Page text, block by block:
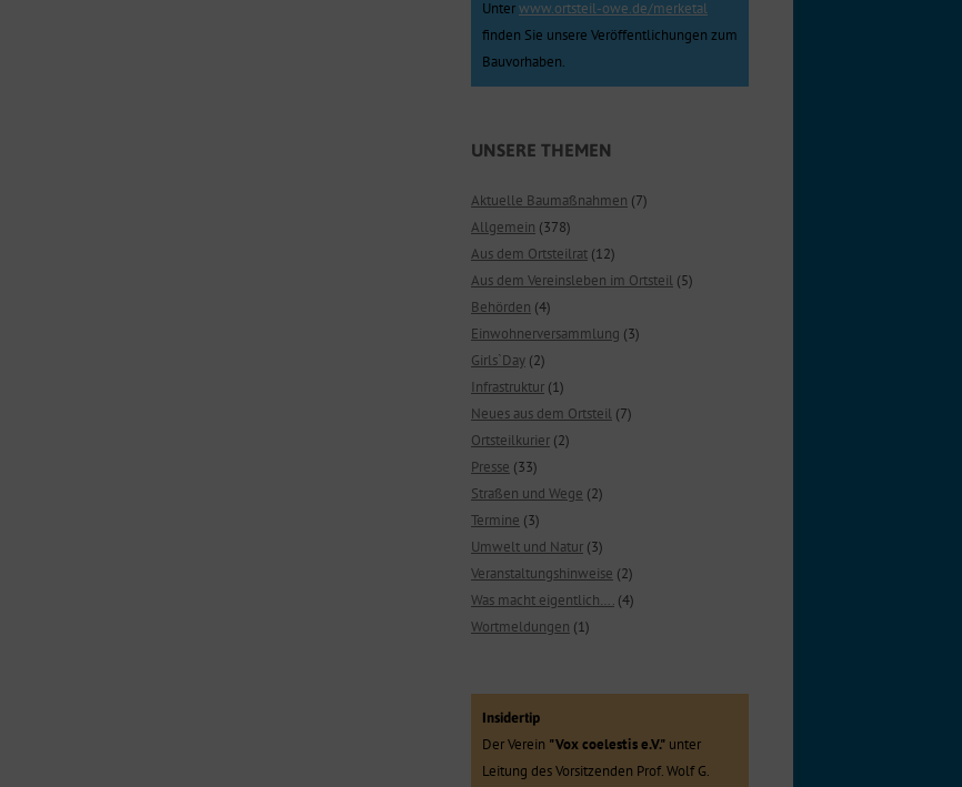
Unterwww.ortsteil-owe.de/merketal
finden Sie unsere Veröffentlichungen zum
Bauvorhaben.
UNSERE THEMEN
Aktuelle Baumaßnahmen (7)
Allgemein (378)
Aus dem Ortsteilrat (12)
Aus dem Vereinsleben im Ortsteil (5)
Behörden (4)
Einwohnerversammlung (3)
Girls`Day (2)
Infrastruktur (1)
Neues aus dem Ortsteil (7)
Ortsteilkurier (2)
Presse (33)
Straßen und Wege (2)
Termine (3)
Umwelt und Natur (3)
Veranstaltungshinweise (2)
Was macht eigentlich…. (4)
Wortmeldungen (1)
Insidertip
Der Verein "Vox coelestis e.V." unter
Leitung des Vorsitzenden Prof. Wolf G.